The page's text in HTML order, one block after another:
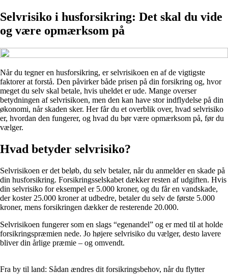
Selvrisiko i husforsikring: Det skal du vide
og være opmærksom på
Når du tegner en husforsikring, er selvrisikoen en af de vigtigste
faktorer at forstå. Den påvirker både prisen på din forsikring og, hvor
meget du selv skal betale, hvis uheldet er ude. Mange overser
betydningen af selvrisikoen, men den kan have stor indflydelse på din
økonomi, når skaden sker. Her får du et overblik over, hvad selvrisiko
er, hvordan den fungerer, og hvad du bør være opmærksom på, før du
vælger.
Hvad betyder selvrisiko?
Selvrisikoen er det beløb, du selv betaler, når du anmelder en skade på
din husforsikring. Forsikringsselskabet dækker resten af udgiften. Hvis
din selvrisiko for eksempel er 5.000 kroner, og du får en vandskade,
der koster 25.000 kroner at udbedre, betaler du selv de første 5.000
kroner, mens forsikringen dækker de resterende 20.000.
Selvrisikoen fungerer som en slags “egenandel” og er med til at holde
forsikringspræmien nede. Jo højere selvrisiko du vælger, desto lavere
bliver din årlige præmie – og omvendt.
Fra by til land: Sådan ændres dit forsikringsbehov, når du flytter